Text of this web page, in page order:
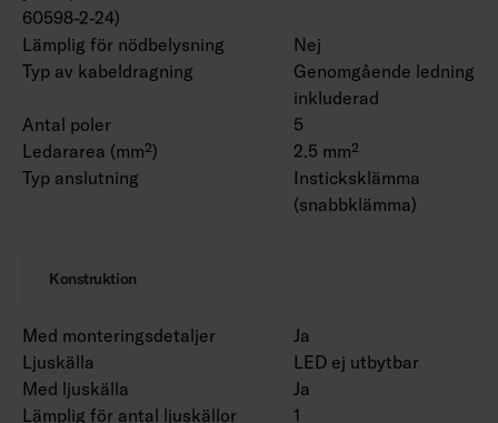
60598-2-24)
Lämplig för nödbelysning
Nej
Typ av kabeldragning
Genomgående ledning
inkluderad
Antal poler
5
Ledararea (mm²)
2.5 mm²
Typ anslutning
Insticksklämma
(snabbklämma)
Konstruktion
Med monteringsdetaljer
Ja
Ljuskälla
LED ej utbytbar
Med ljuskälla
Ja
Lämplig för antal ljuskällor
1